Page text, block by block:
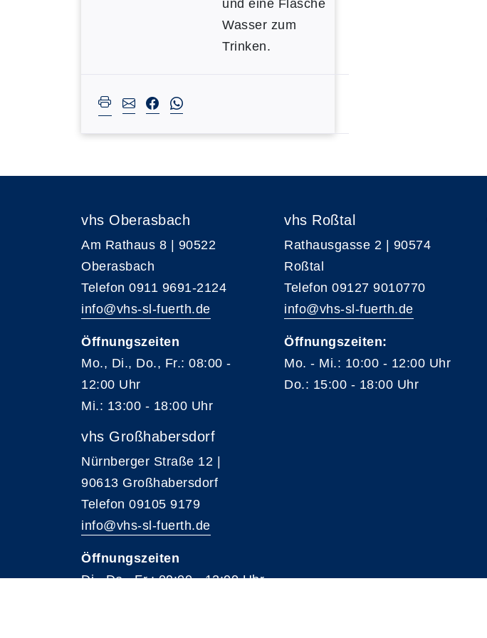
und eine Flasche
Wasser zum
Trinken.
vhs Oberasbach
Am Rathaus 8 | 90522
Oberasbach
Telefon 0911 9691-2124
info@vhs-sl-fuerth.de
Öffnungszeiten
Mo., Di., Do., Fr.: 08:00 -
12:00 Uhr
Mi.: 13:00 - 18:00 Uhr
vhs Großhabersdorf
Nürnberger Straße 12 |
90613 Großhabersdorf
Telefon 09105 9179
info@vhs-sl-fuerth.de
Öffnungszeiten
Di., Do., Fr.: 09:00 - 12:00 Uhr
vhs Roßtal
Rathausgasse 2 | 90574
Roßtal
Telefon 09127 9010770
info@vhs-sl-fuerth.de
Öffnungszeiten:
Mo. - Mi.: 10:00 - 12:00 Uhr
Do.: 15:00 - 18:00 Uhr